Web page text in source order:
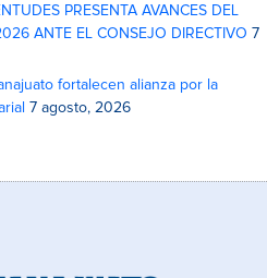
PRESENTA AVANCES DEL
ANTE EL CONSEJO DIRECTIVO 7
fortalecen alianza por la
7 agosto, 2026